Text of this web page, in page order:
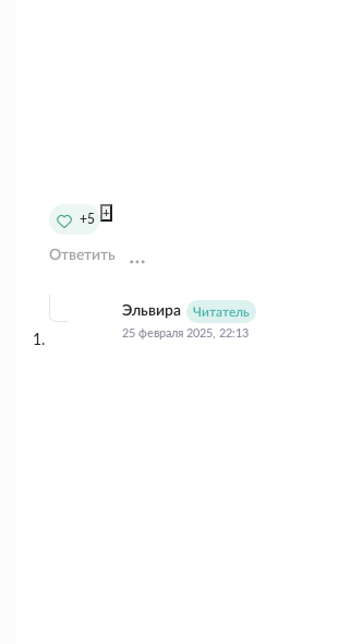
+5 +
Ответить
Эльвира Читатель
25 февраля 2025, 22:13